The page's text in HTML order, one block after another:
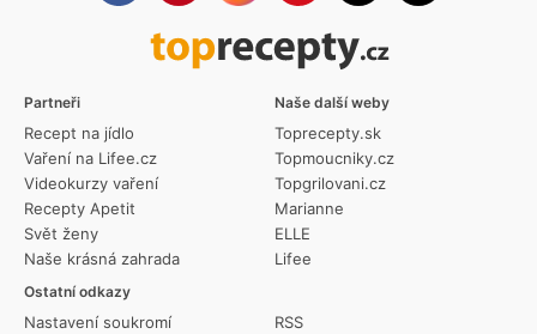
Partneři
Recept na jídlo
Vaření na Lifee.cz
Videokurzy vaření
Recepty Apetit
Svět ženy
Naše krásná zahrada
Ostatní odkazy
Nastavení soukromí
RSS
Naše další weby
Toprecepty.sk
Topmoucniky.cz
Topgrilovani.cz
Marianne
ELLE
Lifee